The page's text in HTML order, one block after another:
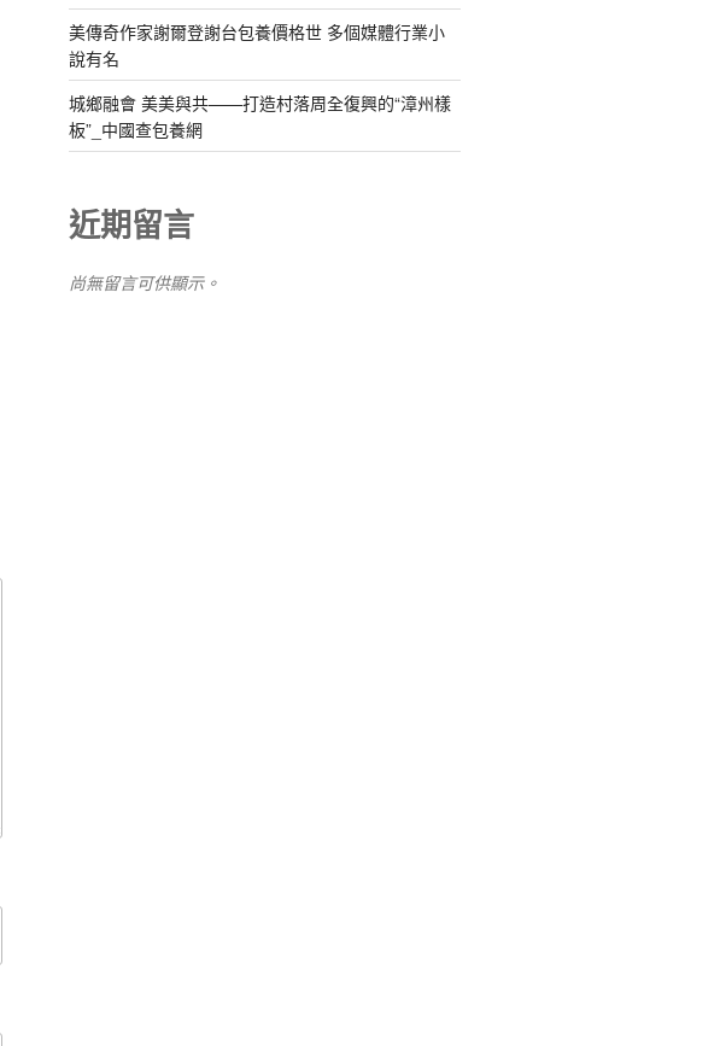
美傳奇作家謝爾登謝台包養價格世 多個媒體行業小
說有名
城鄉融會 美美與共——打造村落周全復興的“漳州樣
板”_中國查包養網
近期留言
尚無留言可供顯示。